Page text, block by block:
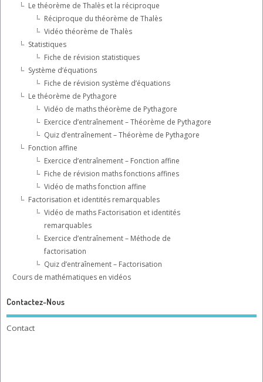
Le théorème de Thalès et la réciproque
Réciproque du théorème de Thalès
Vidéo théorème de Thalès
Statistiques
Fiche de révision statistiques
Système d’équations
Fiche de révision système d’équations
Le théorème de Pythagore
Vidéo de maths théorème de Pythagore
Exercice d’entraînement – Théorème de Pythagore
Quiz d’entraînement – Théorème de Pythagore
Fonction affine
Exercice d’entraînement – Fonction affine
Fiche de révision maths fonctions affines
Vidéo de maths fonction affine
Factorisation et identités remarquables
Vidéo de maths Factorisation et identités
remarquables
Exercice d’entraînement – Méthode de
factorisation
Quiz d’entraînement – Factorisation
Cours de mathématiques en vidéos
Contactez-Nous
Contact